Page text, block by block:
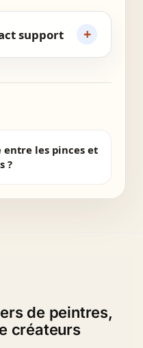
support +
les pinces et
?
de peintres,
créateurs